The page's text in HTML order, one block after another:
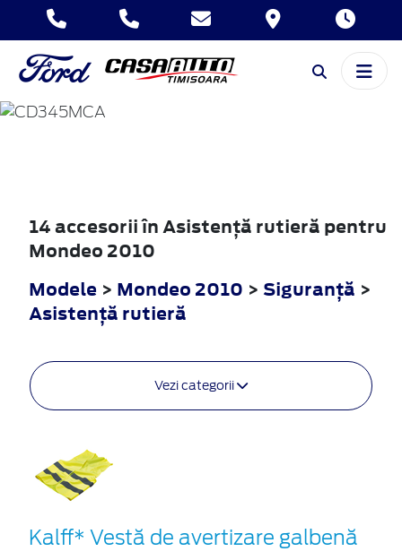
MONDEO
14 accesorii în Asistenţă rutieră pentru
Mondeo 2010
Modele > Mondeo 2010 > Siguranţă >
Asistenţă rutieră
Vezi categorii
Kalff* Vestă de avertizare galbenă